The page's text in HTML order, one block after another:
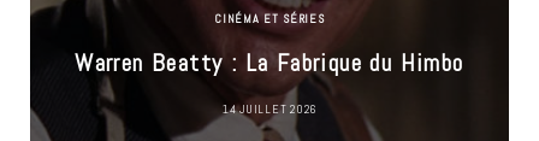
CINÉMA ET SÉRIES
Warren Beatty : La Fabrique du Himbo
14 JUILLET 2026